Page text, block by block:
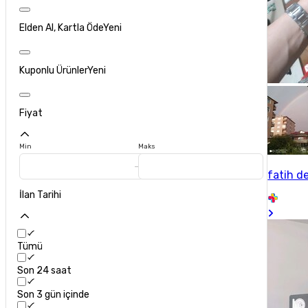
Elden Al, Kartla ÖdeYeni
Kuponlu ÜrünlerYeni
Fiyat
Min Maks
İlan Tarihi
Tümü
Son 24 saat
Son 3 gün içinde
fatih